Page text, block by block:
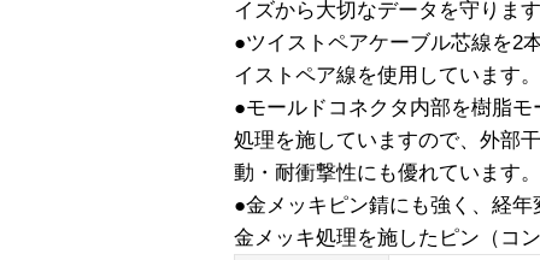
イズから大切なデータを守りま
●ツイストペアケーブル芯線を2
イストペア線を使用しています。
●モールドコネクタ内部を樹脂
処理を施していますので、外部
動・耐衝撃性にも優れています。
●金メッキピン錆にも強く、経
金メッキ処理を施したピン（コ